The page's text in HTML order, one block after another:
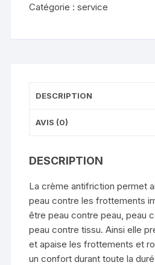
Crème
Catégorie :service
DESCRIPTION
AVIS (0)
DESCRIPTION
La crème antifriction permet
peau contre les frottements
être peau contre peau, peau
peau contre tissu. Ainsi elle
et apaise les frottements et
un confort durant toute la